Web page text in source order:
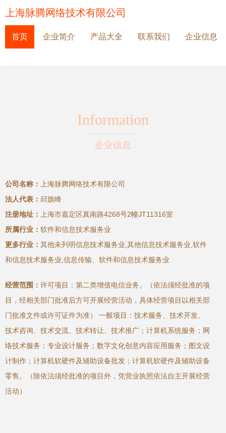
上海脉腾网络技术有限公司
首页 企业简介 产品大全 联系我们 企业信息
Information
企业信息
公司名称：
上海脉腾网络技术有限公司
法人代表： 邱旗峰
注册地址：
上海市嘉定区真南路4268号2幢JT11316室
所属行业： 软件和信息技术服务业
更多行业： 其他未列明信息技术服务业,其他信息技术服务业,软件
和信息技术服务业,信息传输、软件和信息技术服务业
经营范围： 许可项目：第二类增值电信业务。（依法须经批准的项
目，经相关部门批准后方可开展经营活动，具体经营项目以相关部
门批准文件或许可证件为准） 一般项目：技术服务、技术开发、
技术咨询、技术交流、技术转让、技术推广；计算机系统服务；网
络技术服务；专业设计服务；数字文化创意内容应用服务；图文设
计制作；计算机软硬件及辅助设备批发；计算机软硬件及辅助设备
零售。（除依法须经批准的项目外，凭营业执照依法自主开展经营
活动）